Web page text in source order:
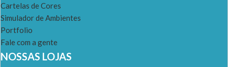
Cartelas de Cores
Simulador de Ambientes
Portfolio
Fale com a gente
NOSSAS LOJAS